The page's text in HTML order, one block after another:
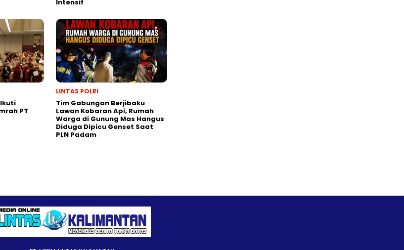
Intensif
PT
LINTAS POLRI
Tim Gabungan Berjibaku
Lawan Kobaran Api, Rumah
Warga di Gunung Mas Hangus
Diduga Dipicu Genset Saat
PLN Padam